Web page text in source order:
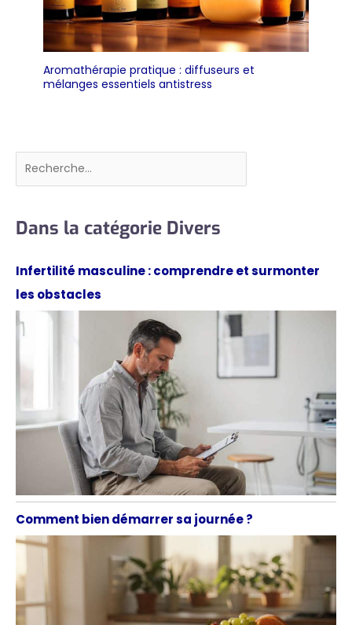
Aromathérapie pratique : diffuseurs et
mélanges essentiels antistress
Rechercher
Dans la catégorie Divers
Infertilité masculine : comprendre et surmonter
les obstacles
Comment bien démarrer sa journée ?